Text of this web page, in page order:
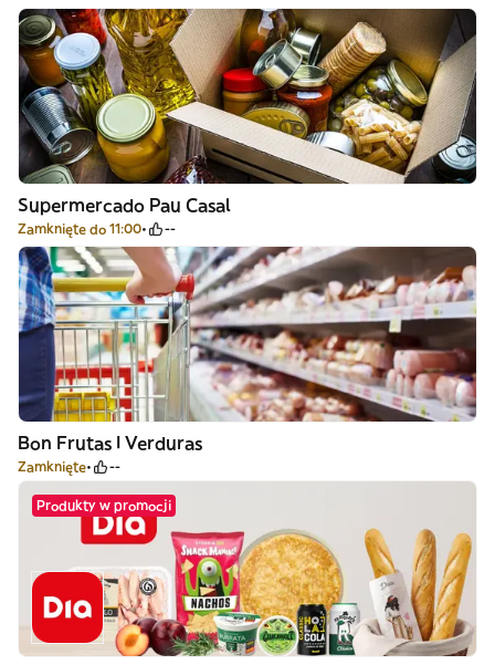
Supermercado Pau Casal
Zamknięte do 11:00 --
Bon Frutas I Verduras
Zamknięte --
Produkty w promocji